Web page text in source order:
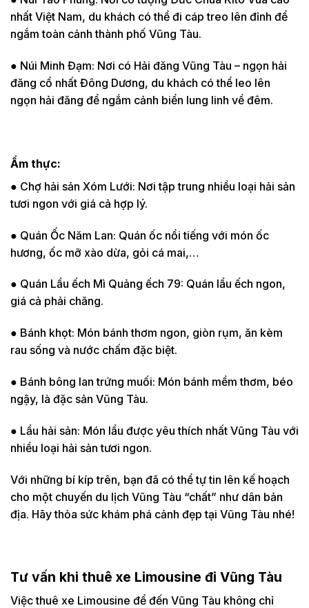
nhất Việt Nam, du khách có thể đi cáp treo lên đỉnh để
ngắm toàn cảnh thành phố Vũng Tàu.
● Núi Minh Đạm: Nơi có Hải đăng Vũng Tàu – ngọn hải
đăng cổ nhất Đông Dương, du khách có thể leo lên
ngọn hải đăng để ngắm cảnh biển lung linh về đêm.
Ẩm thực:
● Chợ hải sản Xóm Lưới: Nơi tập trung nhiều loại hải sản
tươi ngon với giá cả hợp lý.
● Quán Ốc Năm Lan: Quán ốc nổi tiếng với món ốc
hương, ốc mỡ xào dừa, gỏi cá mai,…
● Quán Lẩu ếch Mì Quảng ếch 79: Quán lẩu ếch ngon,
giá cả phải chăng.
● Bánh khọt: Món bánh thơm ngon, giòn rụm, ăn kèm
rau sống và nước chấm đặc biệt.
● Bánh bông lan trứng muối: Món bánh mềm thơm, béo
ngậy, là đặc sản Vũng Tàu.
● Lẩu hải sản: Món lẩu được yêu thích nhất Vũng Tàu với
nhiều loại hải sản tươi ngon.
Với những bí kíp trên, bạn đã có thể tự tin lên kế hoạch
cho một chuyến du lịch Vũng Tàu “chất” như dân bản
địa. Hãy thỏa sức khám phá cảnh đẹp tại Vũng Tàu nhé!
Tư vấn khi thuê xe Limousine đi Vũng Tàu
Việc thuê xe Limousine để đến Vũng Tàu không chỉ